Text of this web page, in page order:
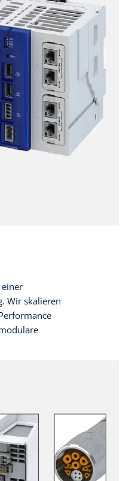
Wir skalieren